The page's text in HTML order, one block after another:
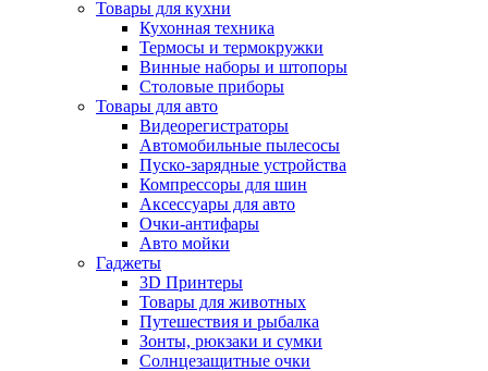
Товары для кухни
Кухонная техника
Термосы и термокружки
Винные наборы и штопоры
Столовые приборы
Товары для авто
Видеорегистраторы
Автомобильные пылесосы
Пуско-зарядные устройства
Компрессоры для шин
Аксессуары для авто
Очки-антифары
Авто мойки
Гаджеты
3D Принтеры
Товары для животных
Путешествия и рыбалка
Зонты, рюкзаки и сумки
Солнцезащитные очки